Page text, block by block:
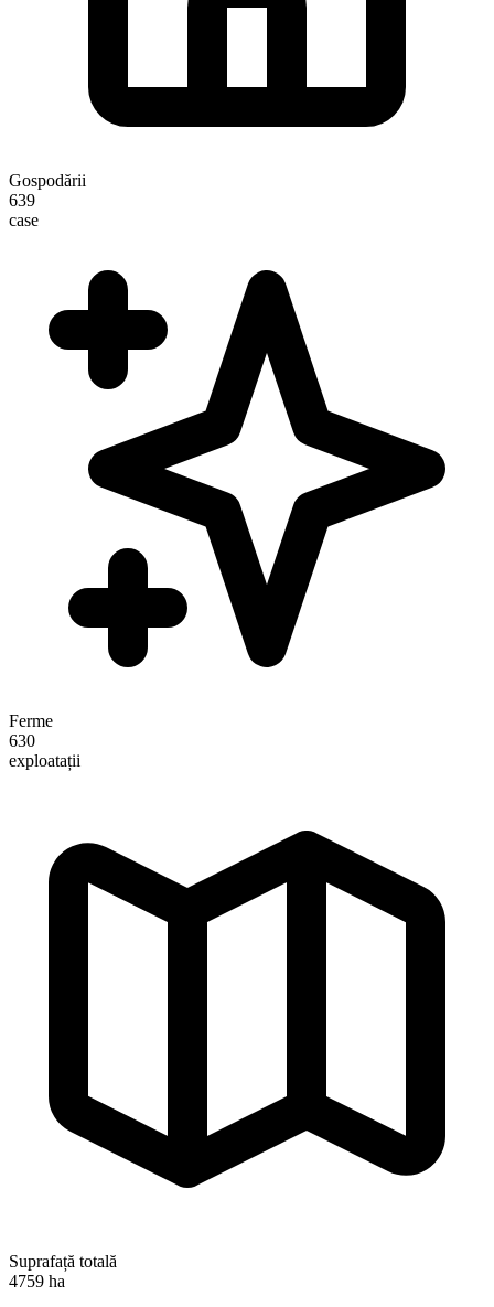
Gospodării
639
case
Ferme
630
exploatații
Suprafață totală
4759 ha